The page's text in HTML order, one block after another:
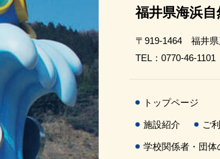
福井県海浜
〒919-1464 福井県
TEL：0770-46-
トップページ
施設紹介 ご
学校関係者・団体